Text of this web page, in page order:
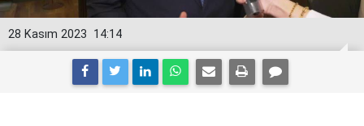
14:14
28 Kasım 2023